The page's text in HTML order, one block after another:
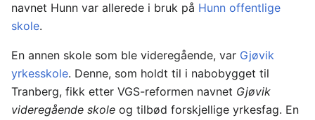
navnet Hunn var allerede i bruk på Hunn offentlige
skole.
En annen skole som ble videregående, var Gjøvik
yrkesskole. Denne, som holdt til i nabobygget til
Tranberg, fikk etter VGS-reformen navnet Gjøvik
videregående skole og tilbød forskjellige yrkesfag. En